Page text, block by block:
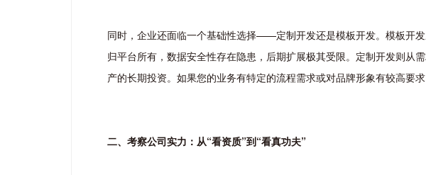
同时，企业还面临一个基础性选择——定制开发还是模板开发。模板开
归平台所有，数据安全性存在隐患，后期扩展极其受限。定制开发则从
产的长期投资。如果您的业务有特定的流程需求或对品牌形象有较高要求
二、考察公司实力：从“看资质”到“看真功夫”